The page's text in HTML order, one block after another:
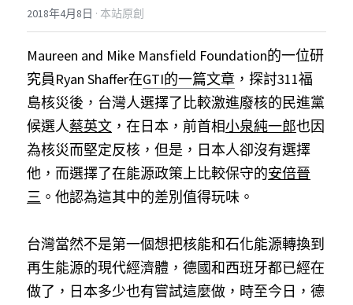
臉書粉專
聯絡我們
Facebook
搜索
2018年4月8日 · 本站原創
Maureen and Mike Mansfield Foundation的一位研
究員Ryan Shaffer在GTI的一篇文章 ，探討311福
島核災後，台灣人選擇了比較激進廢核的民進黨
候選人蔡英文 ，在日本，前首相小泉純一郎也因
為核災而堅定反核，但是，日本人卻沒有選擇
他，而選擇了在能源政策上比較保守的安倍晉
三 。他認為這其中的差別值得玩味。
台灣當然不是第一個想把核能和石化能源轉換到
再生能源的現代經濟體，德國和西班牙都已經在
做了，日本多少也有嘗試這麼做，時至今日，德